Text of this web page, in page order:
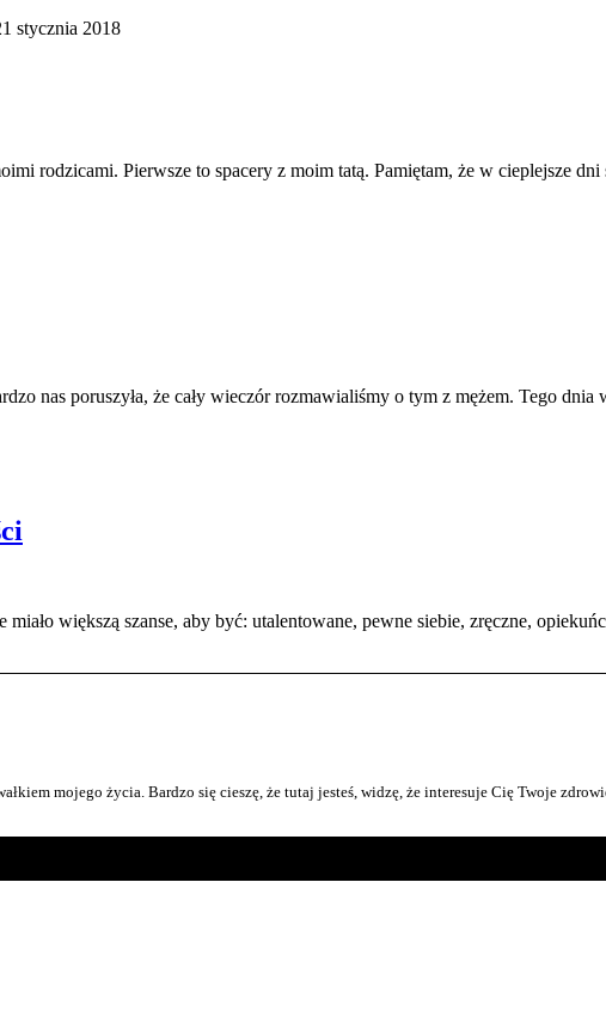
stycznia 2018
rodzicami. Pierwsze to spacery z moim tatą. Pamiętam, że w cieplejsze
nas poruszyła, że cały wieczór rozmawialiśmy o tym z mężem. Tego
większą szanse, aby być: utalentowane, pewne siebie, zręczne,
mojego życia. Bardzo się cieszę, że tutaj jesteś, widzę, że interesuje Cię Twoje